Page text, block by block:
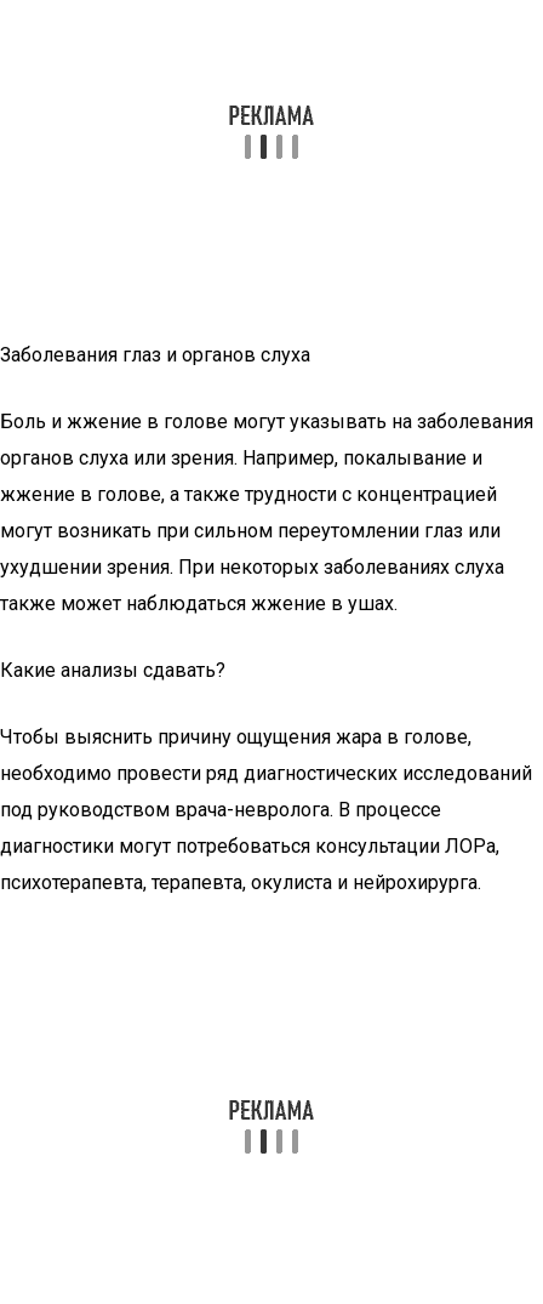
Заболевания глаз и органов слуха
Боль и жжение в голове могут указывать на заболевания
органов слуха или зрения. Например, покалывание и
жжение в голове, а также трудности с концентрацией
могут возникать при сильном переутомлении глаз или
ухудшении зрения. При некоторых заболеваниях слуха
также может наблюдаться жжение в ушах.
Какие анализы сдавать?
Чтобы выяснить причину ощущения жара в голове,
необходимо провести ряд диагностических исследований
под руководством врача-невролога. В процессе
диагностики могут потребоваться консультации ЛОРа,
психотерапевта, терапевта, окулиста и нейрохирурга.